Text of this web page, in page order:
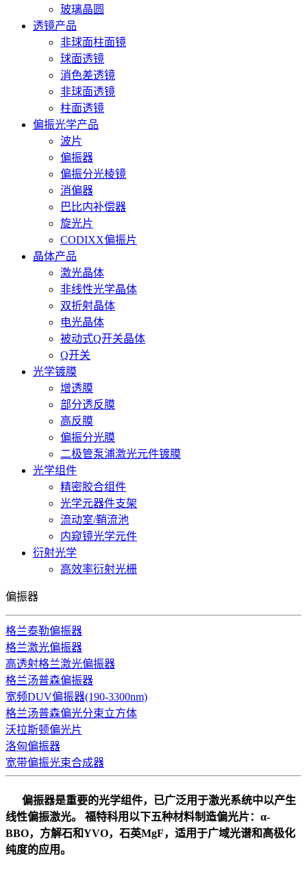
玻璃晶圆
透镜产品
非球面柱面镜
球面透镜
消色差透镜
非球面透镜
柱面透镜
偏振光学产品
波片
偏振器
偏振分光棱镜
消偏器
巴比内补偿器
旋光片
CODIXX偏振片
晶体产品
激光晶体
非线性光学晶体
双折射晶体
电光晶体
被动式Q开关晶体
Q开关
光学镀膜
增透膜
部分透反膜
高反膜
偏振分光膜
二极管泵浦激光元件镀膜
光学组件
精密胶合组件
光学元器件支架
流动室/鞘流池
内窥镜光学元件
衍射光学
高效率衍射光栅
偏振器
格兰泰勒偏振器
格兰激光偏振器
高透射格兰激光偏振器
格兰汤普森偏振器
宽频DUV偏振器(190-3300nm)
格兰汤普森偏光分束立方体
沃拉斯顿偏光片
洛匈偏振器
宽带偏振光束合成器
偏振器是重要的光学组件，已广泛用于激光系统中以产生
线性偏振激光。 福特科用以下五种材料制造偏光片： α-
BBO，方解石和YVO，石英MgF，适用于广域光谱和高极化
纯度的应用。